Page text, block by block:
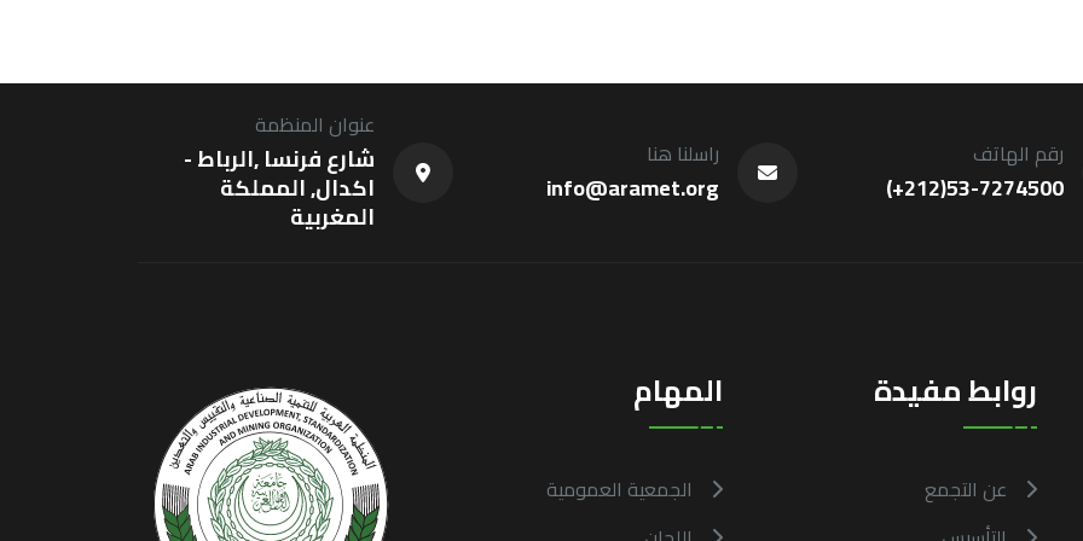
رقم الهاتف
(+212)53-7274500
راسلنا هنا
info@aramet.org
عنوان المنظمة
شارع فرنسا ,الرباط -
اكدال, المملكة
المغربية
روابط مفيدة
عن التجمع
المهام
الجمعية العمومية